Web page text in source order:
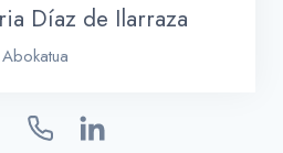
Díaz de Ilarraza
Abokatua